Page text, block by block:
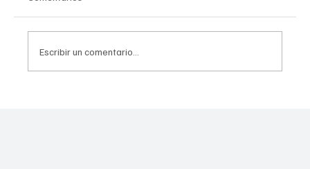
Escribir un comentario...